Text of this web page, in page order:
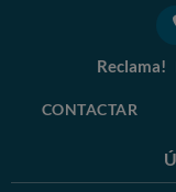
Reclama!
CONTACTAR